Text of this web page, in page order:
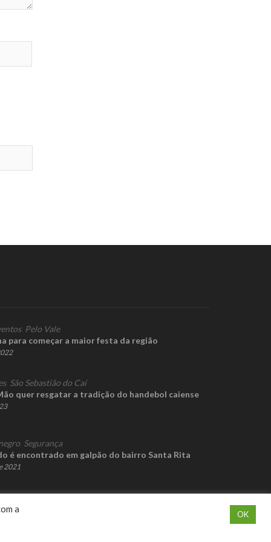
, Pelo Vale
para começar a maior festa da região
, São Sebastião do Caí
quer resgatar a tradição do handebol caiense
Segurança
é encontrado em galpão do bairro Santa Rita
2021
a
OK